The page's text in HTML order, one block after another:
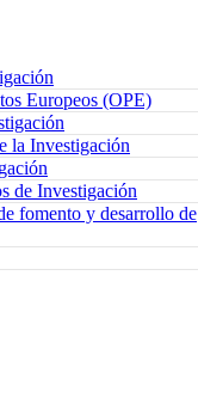
Europeos (OPE)
la Investigación
de Investigación
fomento y desarrollo de